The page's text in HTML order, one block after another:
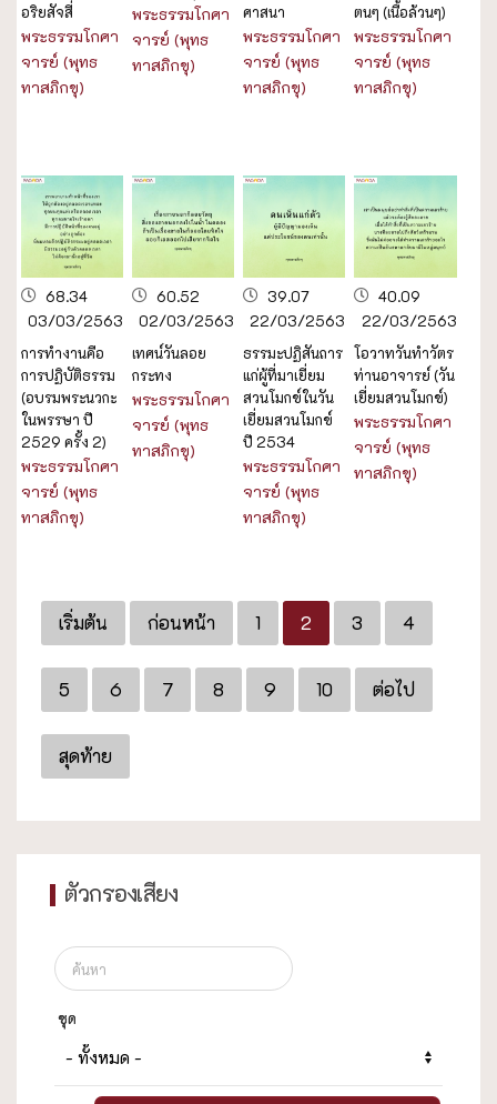
อริยสัจสี่
พระธรรมโกศา
จารย์ (พุทธ
ทาสภิกขุ)
พระธรรมโกศา
จารย์ (พุทธ
ทาสภิกขุ)
ศาสนา
พระธรรมโกศา
จารย์ (พุทธ
ทาสภิกขุ)
ตนๆ (เนื้อล้วนๆ)
พระธรรมโกศา
จารย์ (พุทธ
ทาสภิกขุ)
68.34
03/03/2563
การทำงานคือ
การปฏิบัติธรรม
(อบรมพระนวกะ
ในพรรษา ปี
2529 ครั้ง 2)
พระธรรมโกศา
จารย์ (พุทธ
ทาสภิกขุ)
60.52
02/03/2563
เทศน์วันลอย
กระทง
พระธรรมโกศา
จารย์ (พุทธ
ทาสภิกขุ)
39.07
22/03/2563
ธรรมะปฏิสันถาร
แก่ผู้ที่มาเยี่ยม
สวนโมกข์ในวัน
เยี่ยมสวนโมกข์
ปี 2534
พระธรรมโกศา
จารย์ (พุทธ
ทาสภิกขุ)
40.09
22/03/2563
โอวาทวันทำวัตร
ท่านอาจารย์ (วัน
เยี่ยมสวนโมกข์)
พระธรรมโกศา
จารย์ (พุทธ
ทาสภิกขุ)
เริ่มต้น ก่อนหน้า 1 2 3 4
5 6 7 8 9 10 ต่อไป
สุดท้าย
ตัวกรองเสียง
ชุด